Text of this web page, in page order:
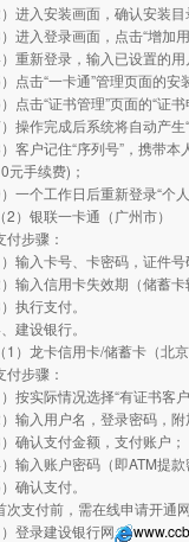
进入安装画面，确认安装目
进入登录画面，点击“增加
重新登录，输入已设置的
点击“一卡通”管理页面的安
点击“证书管理”页面的“证
操作完成后系统将自动产生
客户记住“序列号”，携带
元手续费)；
一个工作日后重新登录“个
（2）银联一卡通（广州市）
付步骤：
输入卡号、卡密码，证件
输入信用卡失效期（储蓄
执行支付。
建设银行。
（1）龙卡信用卡/储蓄卡（北
付步骤：
按实际情况选择“有证书客
输入用户名，登录密码，
确认支付金额，支付账户；
输入账户密码（即ATM提
确认支付。
次支付前，需在线申请开通
登录建设银行网